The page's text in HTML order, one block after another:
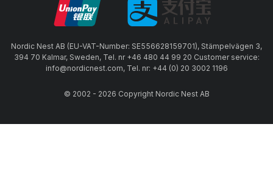
Nordic Nest AB (EU-VAT-Number: SE556628159701), Stämpelvägen 3,
394 70 Kalmar, Sweden, Tel. nr +46 480 44 99 20 Customer service:
info@nordicnest.com, Tel. nr: +44 (0) 20 3002 1196
© 2002 - 2026 Copyright Nordic Nest AB